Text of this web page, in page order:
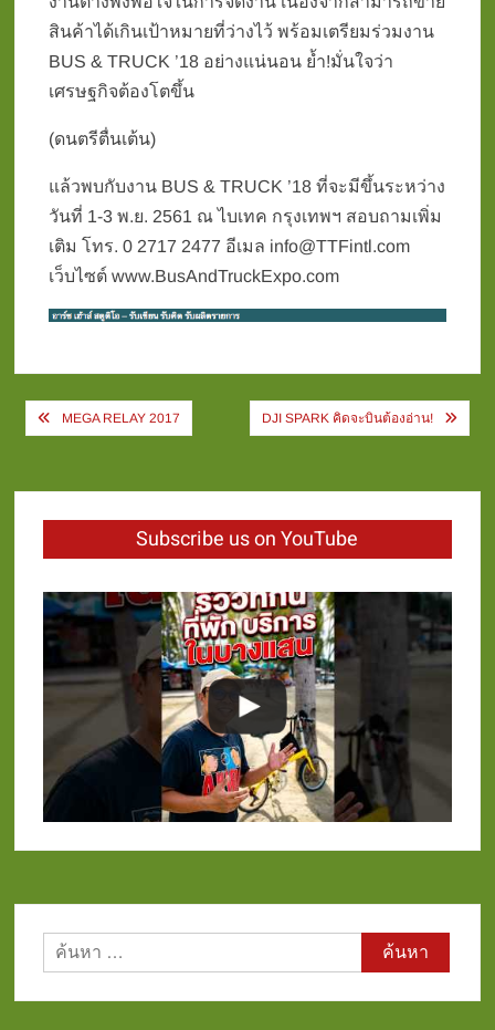
สินค้าได้เกินเป้าหมายที่ว่างไว้ พร้อมเตรียมร่วมงาน
BUS & TRUCK ’18 อย่างแน่นอน ย้ำ!มั่นใจว่า
เศรษฐกิจต้องโตขึ้น
(ดนตรีตื่นเต้น)
แล้วพบกับงาน BUS & TRUCK ’18 ที่จะมีขึ้นระหว่าง
วันที่ 1-3 พ.ย. 2561 ณ ไบเทค กรุงเทพฯ สอบถามเพิ่ม
เติม โทร. 0 2717 2477 อีเมล info@TTFintl.com
เว็บไซต์ www.BusAndTruckExpo.com
PostMEGA RELAY 2017 DJI SPARK คิดจะบินต้องอ่าน!
Subscribe us on YouTube
ค้นหา
สำหรับ: